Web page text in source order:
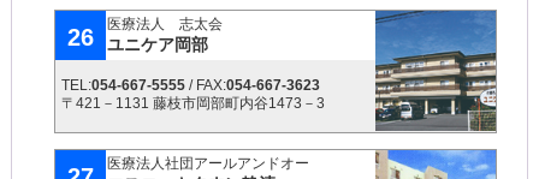
26 医療法人 志太会
ユニケア岡部
TEL:054-667-5555/ FAX:054-667-3623
〒421－1131 藤枝市岡部町内谷1473－3
医療法人社団アールアンドオー